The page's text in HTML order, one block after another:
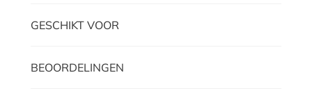
GESCHIKT VOOR
BEOORDELINGEN